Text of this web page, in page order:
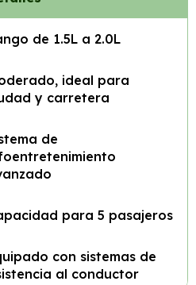
de 1.5L a 2.0L
ideal para
y carretera
de
para 5 pasajeros
con sistemas de
al conductor